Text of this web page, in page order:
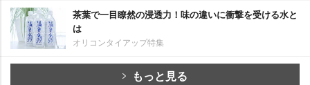
茶葉で一目瞭然の浸透力！味の違いに衝撃を受ける水と
は
オリコンタイアップ特集
もっと見る